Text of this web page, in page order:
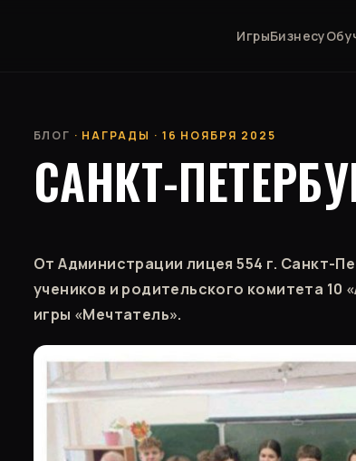
ИгрыБизнесу
БЛОГ · НАГРАДЫ · 16 НОЯБРЯ 2025
САНКТ-
От Администрации лицея 554 г. Санкт-
учеников и родительского комитета 10
игры «Мечтатель».